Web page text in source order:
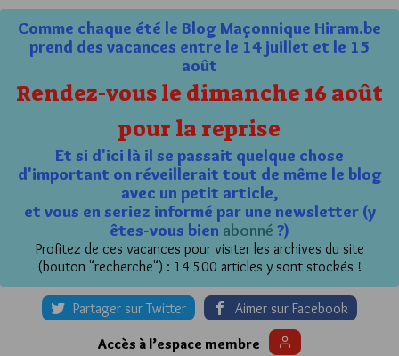
Comme chaque été le Blog Maçonnique Hiram.be
prend des vacances entre le 14 juillet et le 15
août
Rendez-vous le dimanche 16 août
pour la reprise
Et si d'ici là il se passait quelque chose
d'important on réveillerait tout de même le blog
avec un petit article,
et vous en seriez informé par une newsletter (y
êtes-vous bien abonné ?)
Profitez de ces vacances pour visiter les archives du site
(bouton "recherche") : 14 500 articles y sont stockés !
Partager sur Twitter Aimer sur Facebook
Accès à l’espace membre